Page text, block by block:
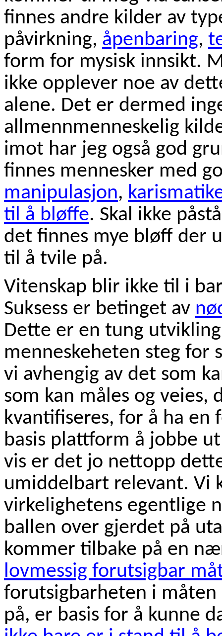
finnes andre kilder av
påvirkning, åpenbaring,
form for mysisk innsikt.
ikke opplever noe av
alene. Det er dermed
allmennmenneskelig
imot har jeg også god
finnes mennesker med
manipulasjon,
til å bløffe. Skal ikke
det finnes mye bløff der
til å tvile på.
Vitenskap blir ikke til i
Suksess er betinget av
Dette er en tung
menneskeheten steg for
vi avhengig av det som
som kan måles og veies,
kvantifiseres, for å ha en
basis plattform å jobbe
vis er det jo nettopp
umiddelbart relevant. Vi
virkelighetens egentlige
ballen over gjerdet på
kommer tilbake på en
lovmessig forutsigbar
forutsigbarheten i
på, er basis for å kunne